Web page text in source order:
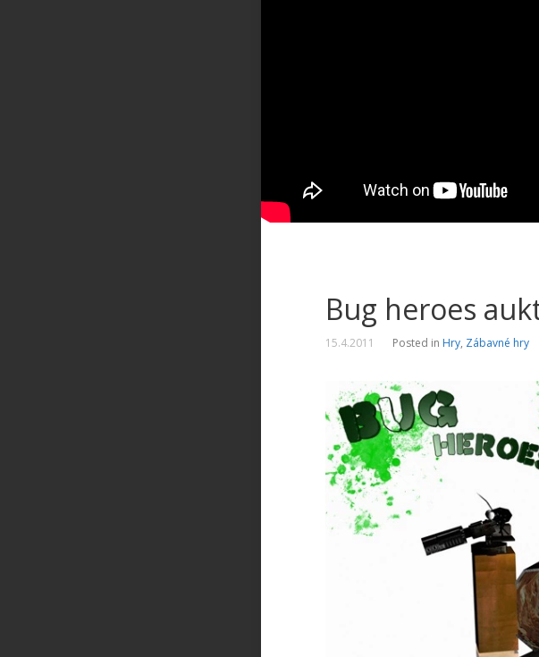
Bug heroes
15.4.2011 Posted in Hry, Zábavné hry